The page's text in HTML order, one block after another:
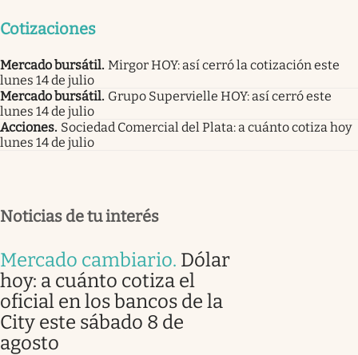
Cotizaciones
Mercado bursátil. Mirgor HOY: así cerró la cotización este
lunes 14 de julio
Mercado bursátil. Grupo Supervielle HOY: así cerró este
lunes 14 de julio
Acciones. Sociedad Comercial del Plata: a cuánto cotiza hoy
lunes 14 de julio
Noticias de tu interés
Mercado cambiario. Dólar
hoy: a cuánto cotiza el
oficial en los bancos de la
City este sábado 8 de
agosto